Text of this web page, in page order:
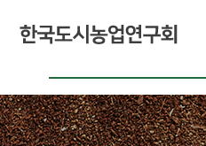
도시농업 법령
반려식물